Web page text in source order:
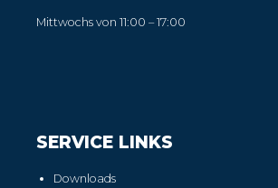
Mittwochs von 11:00 – 17:00
SERVICE LINKS
Downloads